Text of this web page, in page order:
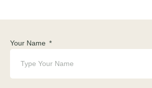
Your Name